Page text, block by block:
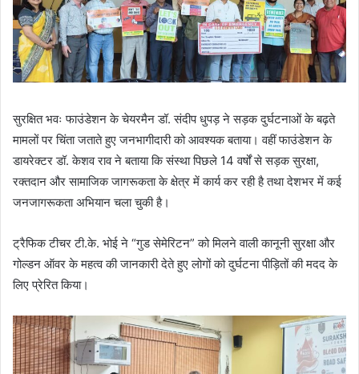
सुरक्षित भवः फाउंडेशन के चेयरमैन डॉ. संदीप धुपड़ ने सड़क दुर्घटनाओं के बढ़ते
मामलों पर चिंता जताते हुए जनभागीदारी को आवश्यक बताया। वहीं फाउंडेशन के
डायरेक्टर डॉ. केशव राव ने बताया कि संस्था पिछले 14 वर्षों से सड़क सुरक्षा,
रक्तदान और सामाजिक जागरूकता के क्षेत्र में कार्य कर रही है तथा देशभर में कई
जनजागरूकता अभियान चला चुकी है।
ट्रैफिक टीचर टी.के. भोई ने “गुड सेमेरिटन” को मिलने वाली कानूनी सुरक्षा और
गोल्डन ऑवर के महत्व की जानकारी देते हुए लोगों को दुर्घटना पीड़ितों की मदद के
लिए प्रेरित किया।